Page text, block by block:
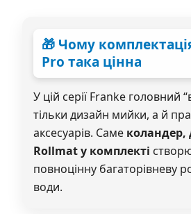
🎁 Чому
Pro така цінна
У цій серії Franke головний
тільки дизайн мийки, а й
аксесуарів. Саме коландер,
Rollmat у комплекті
повноцінну багаторівневу
води.